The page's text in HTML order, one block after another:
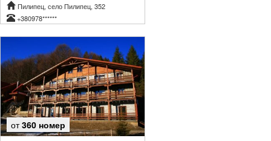
Пилипец, село Пилипец, 352
+380978******
от360 номер